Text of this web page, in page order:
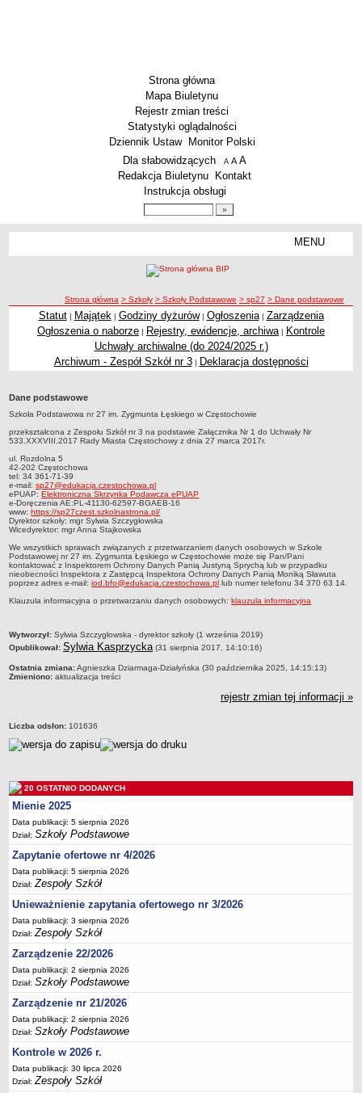
Strona główna
Mapa Biuletynu
Rejestr zmian treści
Statystyki oglądalności
Dziennik Ustaw
Monitor Polski
Menu dodatkowe
Dla słabowidzących A pomniejsz czcionkę
A standardowy rozmiar czcionki
A
Redakcja Biuletynu
Kontakt
Instrukcja obsługi
MENU
Zespoły Szkół
Techniczne Zakłady Naukowe
PRZEDSZKOLA
ARCHIWUM SZKÓŁ I PLACÓWEK
Zlikwidowane gimnazja
Przekształcone szkoły i placówki
Wielofunkcyjna Placówka
SPECJALNE OŚRODKI SZKOLNO-WYCHOWAWCZE
Specjalny Ośrodek nr 1
Specjalny Ośrodek nr 5
BURSA MIEJSKA
Dane podstawowe
Statut
Ogłoszenie
Zarządzenia
Kontrole
Deklaracja dostępności
BIURO FINANSÓW OŚWIATY
Dane podstawowe
Statut
Majątek
Godziny dyżurów
Ogłoszenia
Rejestry, ewidencje, archiwa
Kontrole
PONOWNE WYKORZYSTYWANIE
Sprawozdania
Deklaracja dostępności
DEKLARACJA DOSTĘPNOŚCI
OŚWIADCZENIA MAJĄTKOWE
PONOWNE WYKORZYSTYWANIE
UDOSTĘPNIANIE INFORMACJI PUBLICZNEJ
ścieżka nawigacji
Strona główna > Szkoły > Szkoły Podstawowe > sp27 > Dane podstawowe
Statut| Majątek | Godziny dyżurów| Ogłoszenia| Zarządzenia
Ogłoszenia o naborze | Rejestry, ewidencje, archiwa | Kontrole
Uchwały archiwalne (do 2024/2025 r.)
Archiwum - Zespół Szkół nr 3| Deklaracja dostępności
Dane podstawowe
Szkoła Podstawowa nr 27 im. Zygmunta Łęskiego w Częstochowie
przekształcona z Zespołu Szkół nr 3 na podstawie Załącznika Nr 1 do Uchwały Nr
533.XXXVIII.2017 Rady Miasta Częstochowy z dnia 27 marca 2017r.
ul. Rozdolna 5
42-202 Częstochowa
tel: 34 361-71-39
e-mail:sp27@edukacja.czestochowa.pl
ePUAP:Elektroniczna Skrzynka Podawcza ePUAP
e-Doręczenia AE:PL-41130-62597-BGAEB-16
www:https://sp27czest.szkolnastrona.pl/
Dyrektor szkoły: mgr Sylwia Szczygłowska
Wicedyrektor: mgr Anna Stajkowska
We wszystkich sprawach związanych z przetwarzaniem danych osobowych w Szkole
Podstawowej nr 27 im. Zygmunta Łęskiego w Częstochowie może się Pan/Pani
kontaktować z Inspektorem Ochrony Danych Panią Justyną Sprychą lub w przypadku
nieobecności Inspektora z Zastępcą Inspektora Ochrony Danych Panią Moniką Sławuta
poprzez adres e-mail:iod.bfo@edukacja.czestochowa.pl lub numer telefonu 34 370 63 14.
Klauzula informacyjna o przetwarzaniu danych osobowych:klauzula informacyjna
metryczka
Wytworzył: Sylwia Szczygłowska - dyrektor szkoły (1 września 2019)
Opublikował: Sylwia Kasprzycka(31 sierpnia 2017, 14:10:16)
Ostatnia zmiana:Agnieszka Dziarmaga-Działyńska (30 października 2025, 14:15:13)
Zmieniono: aktualizacja treści
rejestr zmian tej informacji »
Liczba odsłon: 101636
20 OSTATNIO DODANYCH
Mienie 2025
Data publikacji: 5 sierpnia 2026
Dział:Szkoły Podstawowe
Zapytanie ofertowe nr 4/2026
Data publikacji: 5 sierpnia 2026
Dział:Zespoły Szkół
Unieważnienie zapytania ofertowego nr 3/2026
Data publikacji: 3 sierpnia 2026
Dział:Zespoły Szkół
Zarządzenie 22/2026
Data publikacji: 2 sierpnia 2026
Dział:Szkoły Podstawowe
Zarządzenie nr 21/2026
Data publikacji: 2 sierpnia 2026
Dział:Szkoły Podstawowe
Kontrole w 2026 r.
Data publikacji: 30 lipca 2026
Dział:Zespoły Szkół